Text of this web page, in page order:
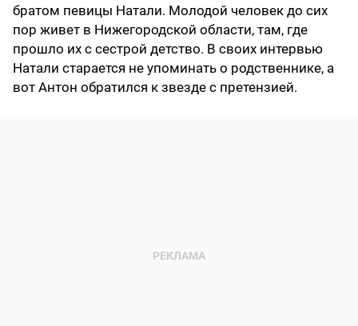
братом певицы Натали. Молодой человек до сих
пор живет в Нижегородской области, там, где
прошло их с сестрой детство. В своих интервью
Натали старается не упоминать о родственнике, а
вот Антон обратился к звезде с претензией.